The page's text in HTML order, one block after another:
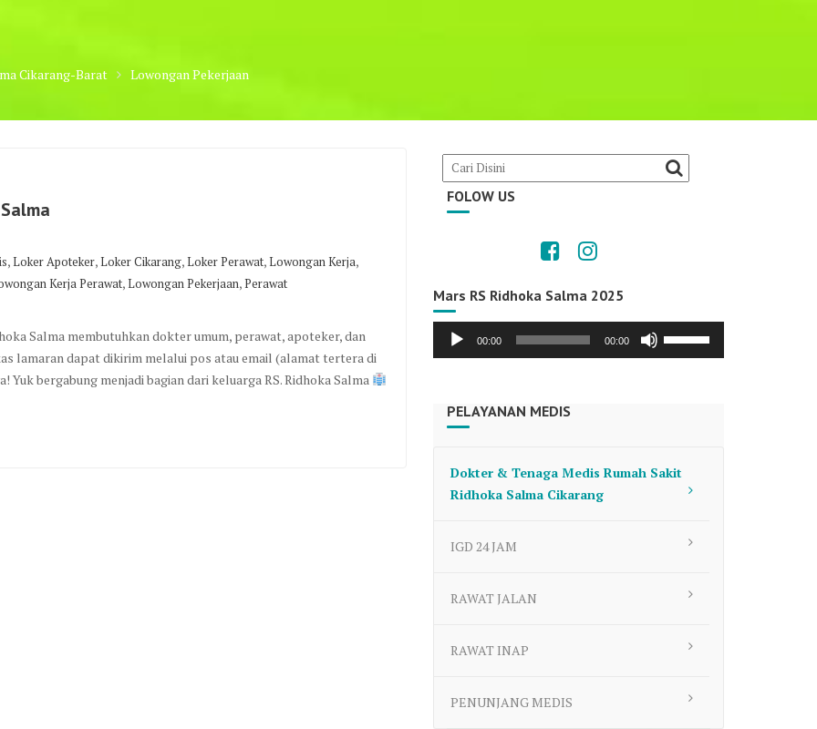
Cikarang-Barat Lowongan Pekerjaan
,Loker Apoteker,Loker Cikarang,Loker Perawat,Lowongan Kerja,
Kerja Perawat,Lowongan Pekerjaan,Perawat
Salma membutuhkan dokter umum, perawat, apoteker, dan
lamaran dapat dikirim melalui pos atau email (alamat tertera di
bergabung menjadi bagian dari keluarga RS. Ridhoka Salma
FOLOW US
Mars RS Ridhoka Salma 2025
Audio
00:00 00:00
decrease
PELAYANAN MEDIS
Dokter & Tenaga Medis Rumah Sakit
Ridhoka Salma Cikarang
IGD 24 JAM
RAWAT JALAN
RAWAT INAP
PENUNJANG MEDIS